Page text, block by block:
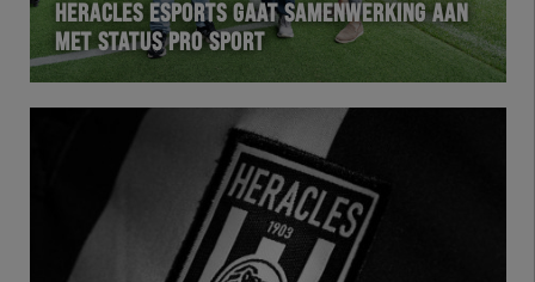
HERACLES ESPORTS GAAT SAMENWERKING AAN
MET STATUS PRO SPORT